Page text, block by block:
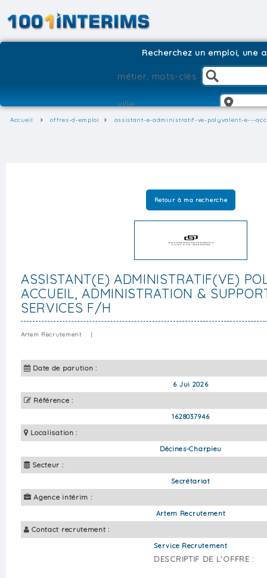
Recherchez un emploi, une
Accueil offres-d-emploi assistant-e-administratif-ve-polyvalent-e---
Retour à ma recherche
ASSISTANT(E) ADMINISTRATIF(VE)
ACCUEIL, ADMINISTRATION &
SERVICES F/H
Artem Recrutement |
Date de parution :
6 Jui 2026
Référence :
1628037946
Localisation :
Décines-Charpieu
Secteur :
Secrétariat
Agence intérim :
Artem Recrutement
Contact recrutement :
Service Recrutement
DESCRIPTIF DE L'OFFRE :